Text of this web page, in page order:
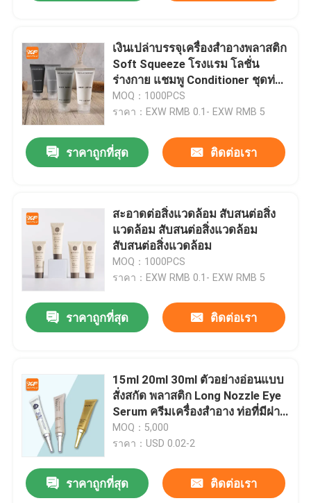
เงินเปล่าบรรจุเครื่องสําอางพลาสติก
Soft Squeeze โรงแรม โลชั่น
ร่างกาย แชมพู Conditioner ชุดท่อ
ล้างร่างกาย
MOQ：1000PCS
ราคา：EXW RMB 0.1- EXW RMB 5
ราคาถูกที่สุด ติดต่อเรา
สะอาดต่อสิ่งแวดล้อม สับสนต่อสิ่ง
แวดล้อม สับสนต่อสิ่งแวดล้อม
สับสนต่อสิ่งแวดล้อม
MOQ：1000PCS
ราคา：EXW RMB 0.1- EXW RMB 5
ราคาถูกที่สุด ติดต่อเรา
15ml 20ml 30ml ตัวอย่างอ่อนแบบ
สั่งสกัด พลาสติก Long Nozzle Eye
Serum ครีมเครื่องสําอาง ท่อที่มีฝา
ปิด
MOQ：5,000
ราคา：USD 0.02-2
ราคาถูกที่สุด ติดต่อเรา